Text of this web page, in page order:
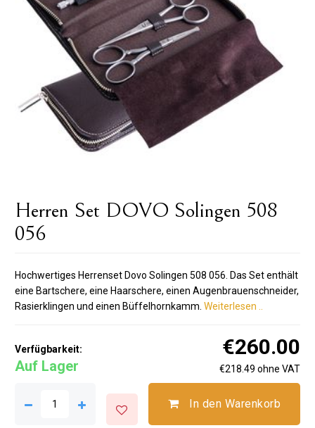
Herren Set DOVO Solingen 508
056
Hochwertiges Herrenset Dovo Solingen 508 056. Das Set enthält
eine Bartschere, eine Haarschere, einen Augenbrauenschneider,
Rasierklingen und einen Büffelhornkamm. Weiterlesen ..
Verfügbarkeit:
Auf Lager
€260.00
€218.49 ohne VAT
In den Warenkorb